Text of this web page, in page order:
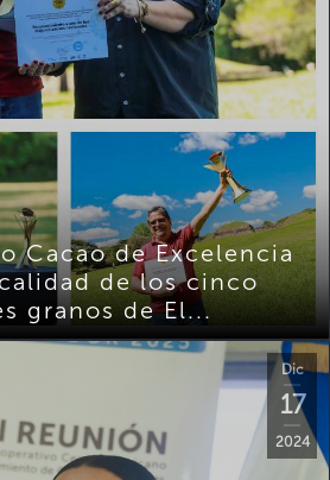
Cacao de Excelencia
de los cinco
granos de El...
Dic
17
2024